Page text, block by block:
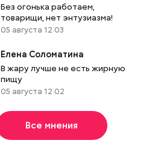
Без огонька работаем,
товарищи, нет энтузиазма!
05 августа 12:03
Елена Соломатина
В жару лучше не есть жирную
пищу
05 августа 12:02
Все мнения